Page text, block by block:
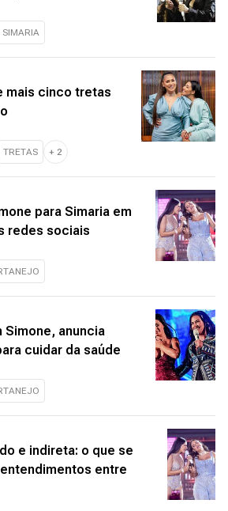
SIMARIA
mais cinco tretas
TRETAS + 2
para Simaria em
redes sociais
Simone, anuncia
cuidar da saúde
e indireta: o que se
entre